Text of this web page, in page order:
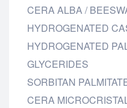
CERA ALBA /
HYDROGENATED
HYDROGENATED
GLYCERIDES
SORBITAN
CERA